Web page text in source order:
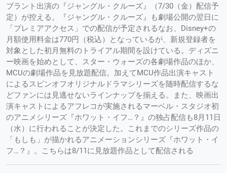
ブラント出演の『ジャングル・クルーズ』（7/30（金）配信予
定）が控える。『ジャングル・クルーズ』も劇場公開の翌日に
「プレミアアクセス」での配信が予定されるなお、Disney+の
月額使用料金は770円（税込）となっているが、新規登録者を
対象とした初月無料のトライアル期間を設けている。ディズニ
ー映画を始めとして、スター・ウォーズの各劇場作品のほか、
MCUの劇場作品を見放題配信。加えてMCU作品出演キャスト
によるスピンオフオリジナルドラマシリーズを随時配信するな
どファンには見逃せないラインナップを揃える。
また、映画出
演キャストによるアフレコが実施されるマーベル・スタジオ初
のアニメシリーズ『ホワット・イフ…？』の独占配信も8月11日
（水）に行われることが決定した。これまでのシリーズ作品の
「もしも」が描かれるアニメーションシリーズ『ホワット・イ
フ…？』。こちらは8/11に見放題作品として配信される